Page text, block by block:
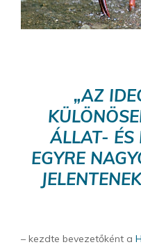
„AZ
ÁLLAT- ÉS
EGYRE
– kezdte bevezetőként a